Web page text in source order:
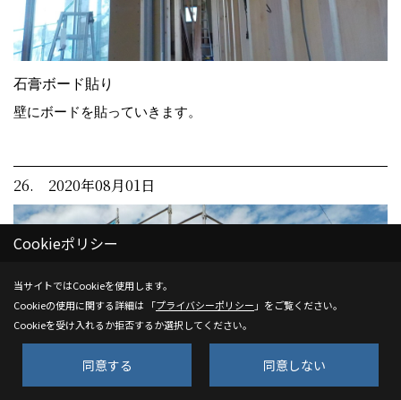
石膏ボード貼り
壁にボードを貼っていきます。
26. 2020年08月01日
Cookieポリシー
当サイトではCookieを使用します。
Cookieの使用に関する詳細は 「プライバシーポリシー 」をご覧ください。
Cookieを受け入れるか拒否するか選択してください。
同意する 同意しない